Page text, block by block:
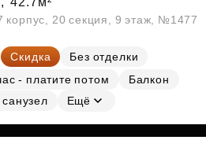
20 секция, 9 этаж, №1477
Скидка
Без отделки
- платите потом
Балкон
Ещё